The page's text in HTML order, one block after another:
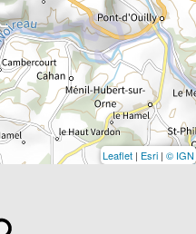
Leaflet | Esri | © IGN